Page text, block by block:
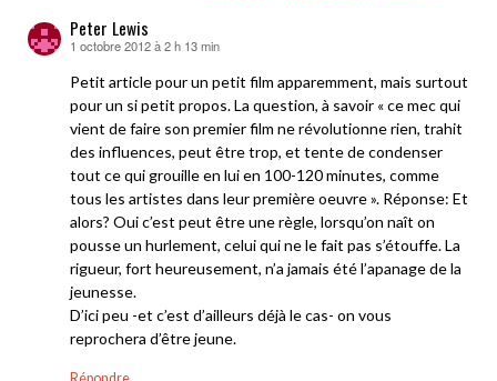
Peter Lewis
dit :
1 octobre 2012 à 2 h 13 min
Petit article pour un petit film apparemment, mais surtout
pour un si petit propos. La question, à savoir « ce mec qui
vient de faire son premier film ne révolutionne rien, trahit
des influences, peut être trop, et tente de condenser
tout ce qui grouille en lui en 100-120 minutes, comme
tous les artistes dans leur première oeuvre ». Réponse: Et
alors? Oui c’est peut être une règle, lorsqu’on naît on
pousse un hurlement, celui qui ne le fait pas s’étouffe. La
rigueur, fort heureusement, n’a jamais été l’apanage de la
jeunesse.
D’ici peu -et c’est d’ailleurs déjà le cas- on vous
reprochera d’être jeune.